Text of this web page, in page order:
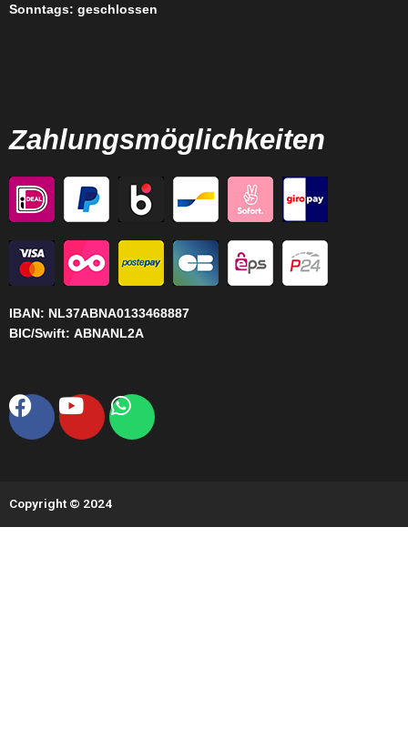
Sonntags: geschlossen
Zahlungsmöglichkeiten
IBAN: NL37ABNA0133468887
BIC/Swift: ABNANL2A
Facebook
YoutubeWhatsapp
Copyright © 2024